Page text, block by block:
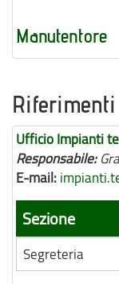
Manutentore
Riferimenti
Ufficio Impianti
Responsabile:
E-mail:
Sezione
Segreteria